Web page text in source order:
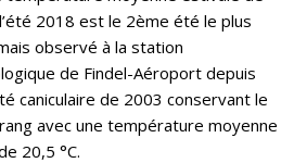
2018 est le 2ème été le plus
observé à la station
de Findel-Aéroport depuis
caniculaire de 2003 conservant le
avec une température moyenne
20,5 °C.